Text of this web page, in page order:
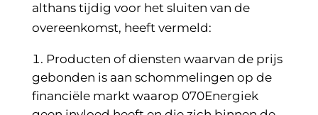
althans tijdig voor het sluiten van de
overeenkomst, heeft vermeld:
Producten of diensten waarvan de prijs
gebonden is aan schommelingen op de
financiële markt waarop 070Energiek